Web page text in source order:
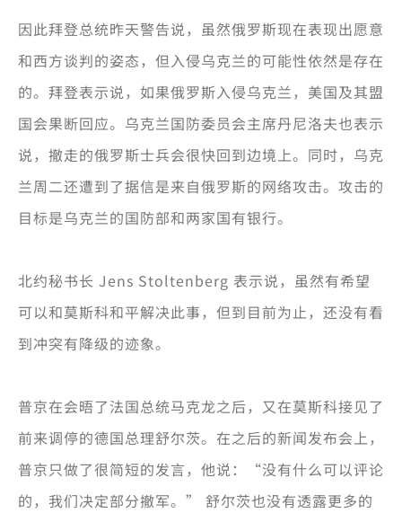
因此拜登总统昨天警告说，虽然俄罗斯现在表现出愿意
和西方谈判的姿态，但入侵乌克兰的可能性依然是存在
的。拜登表示说，如果俄罗斯入侵乌克兰，美国及其盟
国会果断回应。乌克兰国防委员会主席丹尼洛夫也表示
说，撤走的俄罗斯士兵会很快回到边境上。同时，乌克
兰周二还遭到了据信是来自俄罗斯的网络攻击。攻击的
目标是乌克兰的国防部和两家国有银行。
北约秘书长 Jens Stoltenberg 表示说，虽然有希望
可以和莫斯科和平解决此事，但到目前为止，还没有看
到冲突有降级的迹象。
普京在会晤了法国总统马克龙之后，又在莫斯科接见了
前来调停的德国总理舒尔茨。在之后的新闻发布会上，
普京只做了很简短的发言，他说：“没有什么可以评论
的，我们决定部分撤军。” 舒尔茨也没有透露更多的